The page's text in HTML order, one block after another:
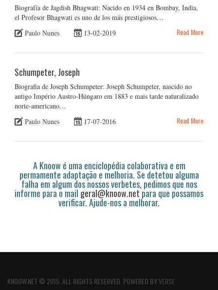
Biografía de Jagdish Bhagwati: Nacido en 1934 en Bombay, India,
el Profesor Bhagwati es uno de los más prestigiosos…
Paulo Nunes
13-02-2019 Read More
Schumpeter, Joseph
Biografia de Joseph Schumpeter: Joseph Schumpeter, nascido no
antigo Império Austro-Húngaro em 1883 e mais tarde naturalizado
norte-americano…
Paulo Nunes
17-07-2016 Read More
A Knoow é uma enciclopédia colaborativa e em
permamente adaptação e melhoria. Se detetou alguma
falha em algum dos nossos verbetes, pedimos que nos
informe para o mail geral@knoow.netpara que possamos
verificar. Ajude-nos a melhorar.
KNOOW.NET © 2015. ALL RIGHTS RESERVED. POWERED BYVERSE